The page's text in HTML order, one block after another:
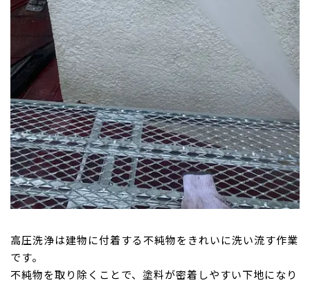
高圧洗浄は建物に付着する不純物をきれいに洗い流す作業
です。
不純物を取り除くことで、塗料が密着しやすい下地になり